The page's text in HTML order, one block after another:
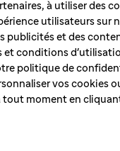
jeunes enfants3.
répandu circulant
entre octobre
SARS-CoV-2,
par la toux et
infectées.
à utiliser des
utilisateurs sur
publicités et des
et conditions
politique de
vos cookies
moment en